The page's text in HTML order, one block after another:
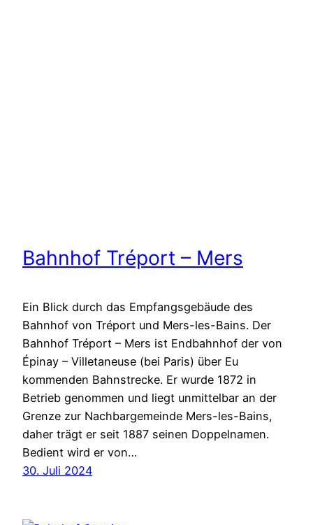
Bahnhof Tréport – Mers
Ein Blick durch das Empfangsgebäude des
Bahnhof von Tréport und Mers-les-Bains. Der
Bahnhof Tréport – Mers ist Endbahnhof der von
Épinay – Villetaneuse (bei Paris) über Eu
kommenden Bahnstrecke. Er wurde 1872 in
Betrieb genommen und liegt unmittelbar an der
Grenze zur Nachbargemeinde Mers-les-Bains,
daher trägt er seit 1887 seinen Doppelnamen.
Bedient wird er von…
30. Juli 2024